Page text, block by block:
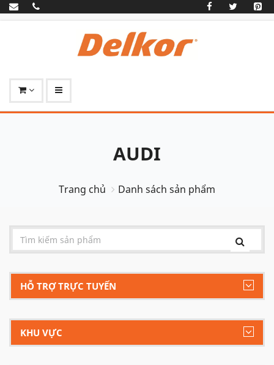
AUDI
Trang chủ Danh sách sản phẩm
HỖ TRỢ TRỰC TUYẾN
KHU VỰC